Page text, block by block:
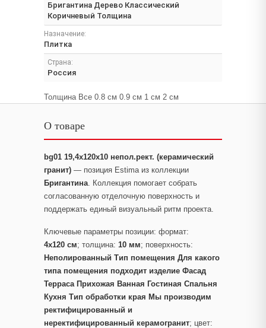
Бригантина Дерево Классический
Коричневый Толщина
Назначение:
Плитка
Страна:
Россия
Толщина Все 0.8 см 0.9 см 1 см 2 см
О товаре
bg01 19,4x120x10 непол.рект. (керамический
гранит) — позиция Estima из коллекции
Бригантина. Коллекция помогает собрать
согласованную отделочную поверхность и
поддержать единый визуальный ритм проекта.
Ключевые параметры позиции: формат:
4x120 см; толщина: 10 мм; поверхность:
Неполированный Тип помещения Для какого
типа помещения подходит изделие Фасад
Терраса Прихожая Ванная Гостиная Спальня
Кухня Тип обработки края Мы производим
ректифицированный и
неректифицированный керамогранит; цвет: